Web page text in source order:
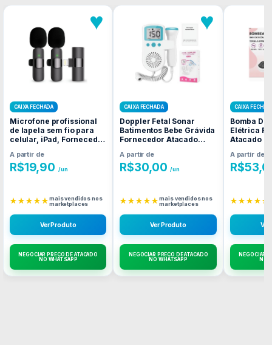
♥
CAIXA FECHADA
Microfone profissional
de lapela sem fio para
celular, iPad, Fornecedor
A partir de
R$19,90 /un
★★★★★mais vendidos nos
marketplaces
Ver Produto
NEGOCIAR PREÇO DE ATACADO
NO WHATSAPP
♥
CAIXA FECHADA
Doppler Fetal Sonar
Batimentos Bebe Grávida
Fornecedor Atacado
A partir de
R$30,00 /un
★★★★★mais vendidos nos
marketplaces
Ver Produto
NEGOCIAR PREÇO DE ATACADO
NO WHATSAPP
CAIXA
Bomba
Elétrica
Atacado
A partir de
R$
★★★★★
NEGOCIAR
NO